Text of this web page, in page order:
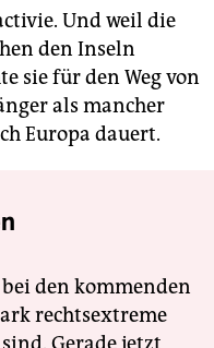
Und weil die
den Inseln
sie für den Weg von
als mancher
Europa dauert.
den kommenden
rechtsextreme